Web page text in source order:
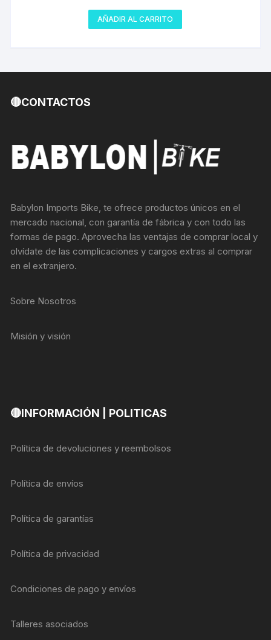
AÑADIR AL CARRITO
🔴CONTACTOS
Babylon Imports Bike, te ofrece productos únicos en el
mercado nacional, con garantía de fábrica y con todo las
formas de pago. Aprovecha las ventajas de comprar local y
olvídate de las complicaciones y cargos extras al comprar
en el extranjero.
Sobre Nosotros
Misión y visión
🔴INFORMACIÓN | POLITICAS
Política de devoluciones y reembolsos
Política de envíos
Política de garantías
Política de privacidad
Condiciones de pago y envíos
Talleres asociados